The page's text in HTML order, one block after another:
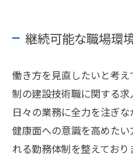
継続可能な職場環
働き方を見直したいと考
制の建設技術職に関する求
日々の業務に全力を注ぎ
健康面への意識を高めた
れる勤務体制を整えてお